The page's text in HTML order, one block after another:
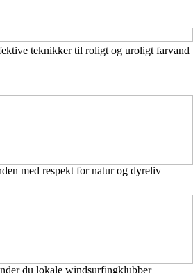
teknikker til roligt og uroligt farvand
med respekt for natur og dyreliv
du lokale windsurfingklubber